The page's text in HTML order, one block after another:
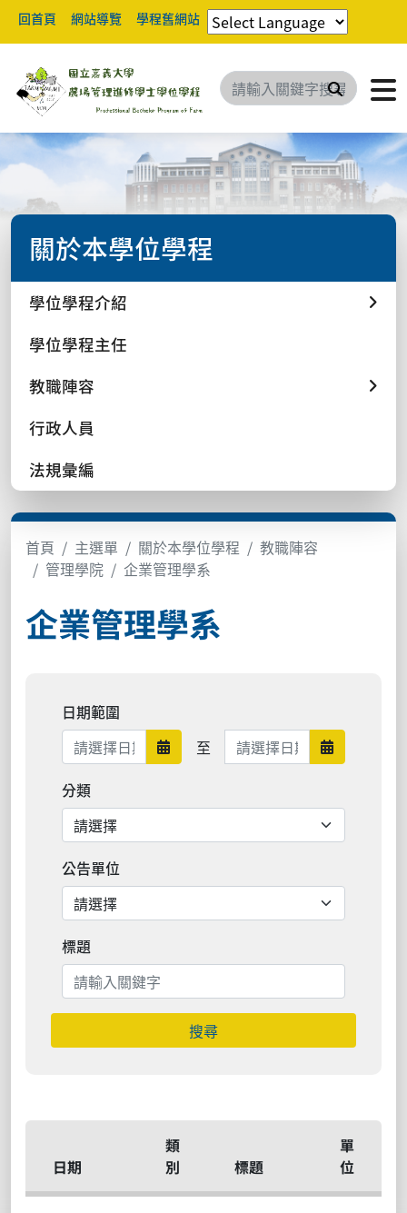
回首頁 網站導覽 學程舊網站
搜尋
關於本學位學程
學位學程介紹
學位學程主任
教職陣容
行政人員
法規彙編
首頁 主選單 關於本學位學程
教職陣容
管理學院
企業管理學系
企業管理學系
日期範圍
日期範圍開始
至 日期範圍結束 日期範圍
分類
公告單位
標題
搜尋
日期
類
別
標題
單
位